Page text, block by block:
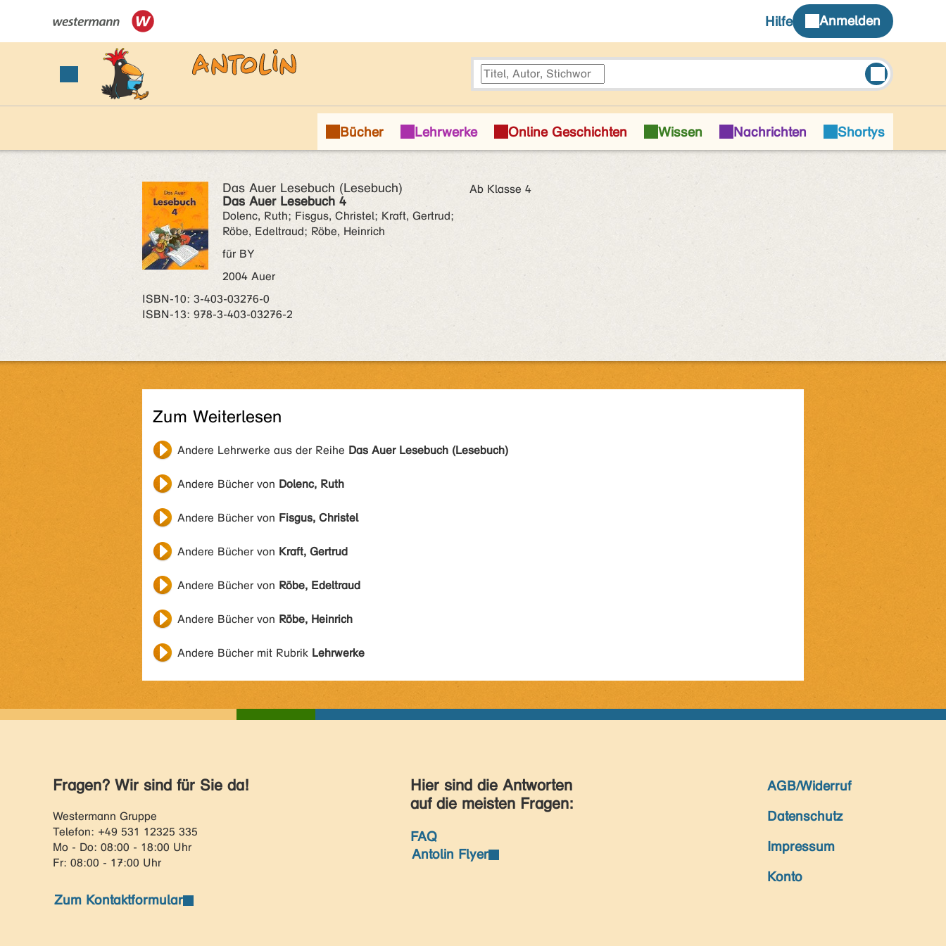
Das Auer Lesebuch (Lesebuch)
Das Auer Lesebuch 4
Dolenc, Ruth; Fisgus, Christel; Kraft, Gertrud;
Röbe, Edeltraud; Röbe, Heinrich
für BY
2004 Auer
ISBN‑10: 3-403-03276-0
ISBN‑13: 978-3-403-03276-2
Ab Klasse 4
Zum Weiterlesen
Andere Lehrwerke aus der Reihe Das Auer Lesebuch (Lesebuch)
Andere Bücher von Dolenc, Ruth
Andere Bücher von Fisgus, Christel
Andere Bücher von Kraft, Gertrud
Andere Bücher von Röbe, Edeltraud
Andere Bücher von Röbe, Heinrich
Andere Bücher mit Rubrik Lehrwerke